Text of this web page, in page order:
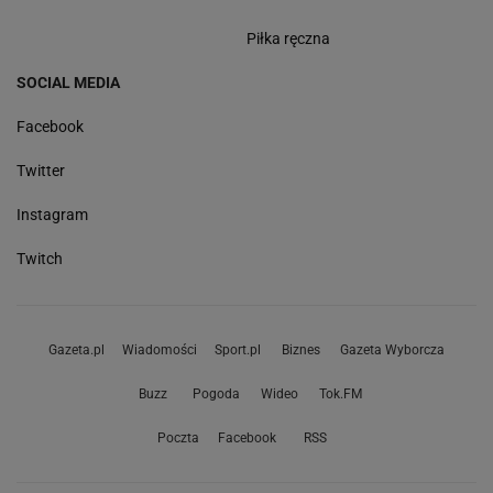
Piłka ręczna
SOCIAL MEDIA
Facebook
Twitter
Instagram
Twitch
Gazeta.pl Wiadomości Sport.pl Biznes Gazeta Wyborcza
Buzz Pogoda Wideo Tok.FM
Poczta Facebook RSS